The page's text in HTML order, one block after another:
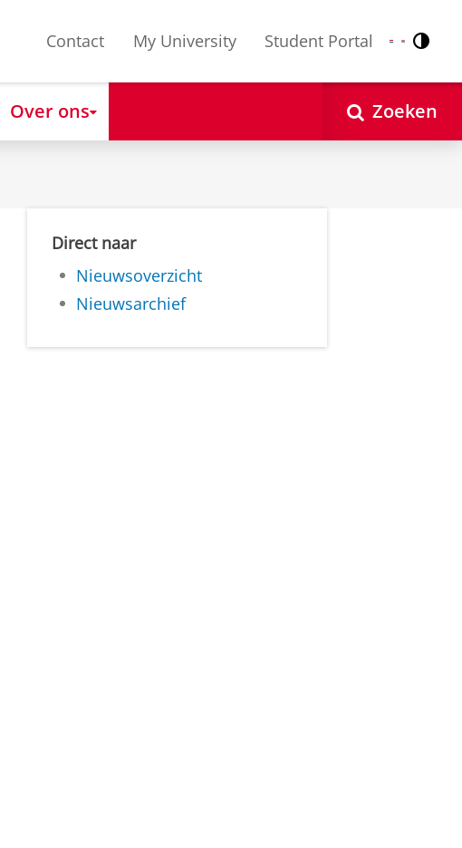
Contact My University Student Portal Nederlands
English
Over ons Zoeken
Direct naar
Nieuwsoverzicht
Nieuwsarchief